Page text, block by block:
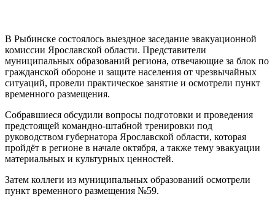
В Рыбинске состоялось выездное заседание эвакуационной
комиссии Ярославской области. Представители
муниципальных образований региона, отвечающие за блок по
гражданской обороне и защите населения от чрезвычайных
ситуаций, провели практическое занятие и осмотрели пункт
временного размещения.
Собравшиеся обсудили вопросы подготовки и проведения
предстоящей командно-штабной тренировки под
руководством губернатора Ярославской области, которая
пройдёт в регионе в начале октября, а также тему эвакуации
материальных и культурных ценностей.
Затем коллеги из муниципальных образований осмотрели
пункт временного размещения №59.